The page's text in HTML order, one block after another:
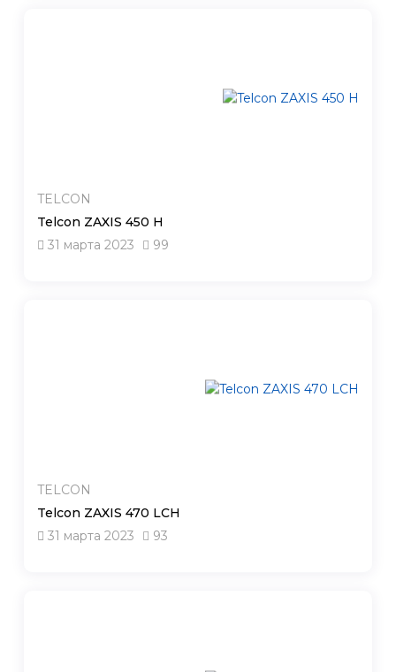
TELCON
Telcon ZAXIS 450 H
31 марта 2023
99
TELCON
Telcon ZAXIS 470 LCH
31 марта 2023
93